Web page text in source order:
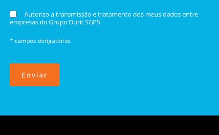
Autorizo a transmissão e tratamento dos meus dados entre
empresas do Grupo Durit SGPS
* campos obrigatórios
Enviar